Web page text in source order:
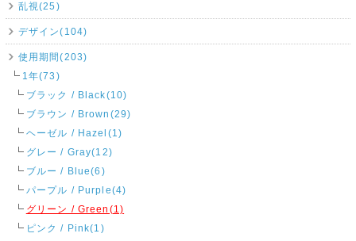
乱視(25)
デザイン(104)
使用期間(203)
1年(73)
ブラック / Black(10)
ブラウン / Brown(29)
ヘーゼル / Hazel(1)
グレー / Gray(12)
ブルー / Blue(6)
パープル / Purple(4)
グリーン / Green(1)
ピンク / Pink(1)